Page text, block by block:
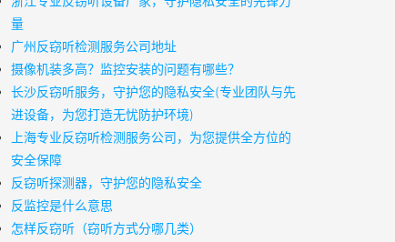
量
广州反窃听检测服务公司地址
摄像机装多高？监控安装的问题有哪些？
长沙反窃听服务，守护您的隐私安全(专业团队与先
进设备，为您打造无忧防护环境)
上海专业反窃听检测服务公司，为您提供全方位的
安全保障
反窃听探测器，守护您的隐私安全
反监控是什么意思
怎样反窃听（窃听方式分哪几类）